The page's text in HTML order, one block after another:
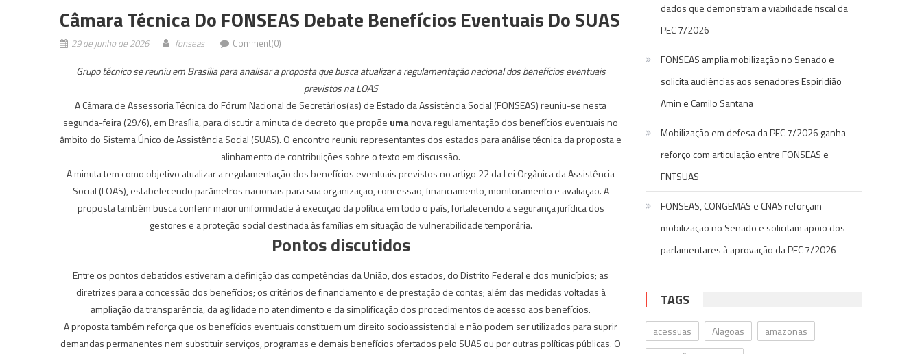
Câmara Técnica Do FONSEAS Debate Benefícios Eventuais Do SUAS
29 de junho de 2026 fonseas Comment(0)
Grupo técnico se reuniu em Brasília para analisar a proposta que busca atualizar a regulamentação nacional dos benefícios eventuais
previstos na LOAS
A Câmara de Assessoria Técnica do Fórum Nacional de Secretários(as) de Estado da Assistência Social (FONSEAS) reuniu-se nesta
segunda-feira (29/6), em Brasília, para discutir a minuta de decreto que propõe umanova regulamentação dos benefícios eventuais no
âmbito do Sistema Único de Assistência Social (SUAS). O encontro reuniu representantes dos estados para análise técnica da proposta e
alinhamento de contribuições sobre o texto em discussão.
A minuta tem como objetivo atualizar a regulamentação dos benefícios eventuais previstos no artigo 22 da Lei Orgânica da Assistência
Social (LOAS), estabelecendo parâmetros nacionais para sua organização, concessão, financiamento, monitoramento e avaliação. A
proposta também busca conferir maior uniformidade à execução da política em todo o país, fortalecendo a segurança jurídica dos
gestores e a proteção social destinada às famílias em situação de vulnerabilidade temporária.
Pontos discutidos
Entre os pontos debatidos estiveram a definição das competências da União, dos estados, do Distrito Federal e dos municípios; as
diretrizes para a concessão dos benefícios; os critérios de financiamento e de prestação de contas; além das medidas voltadas à
ampliação da transparência, da agilidade no atendimento e da simplificação dos procedimentos de acesso aos benefícios.
A proposta também reforça que os benefícios eventuais constituem um direito socioassistencial e não podem ser utilizados para suprir
demandas permanentes nem substituir serviços, programas e demais benefícios ofertados pelo SUAS ou por outras políticas públicas. O
dados que demonstram a viabilidade fiscal da
PEC 7/2026
FONSEAS amplia mobilização no Senado e
solicita audiências aos senadores Espiridião
Amin e Camilo Santana
Mobilização em defesa da PEC 7/2026 ganha
reforço com articulação entre FONSEAS e
FNTSUAS
FONSEAS, CONGEMAS e CNAS reforçam
mobilização no Senado e solicitam apoio dos
parlamentares à aprovação da PEC 7/2026
TAGS
acessuas Alagoas
amazonas